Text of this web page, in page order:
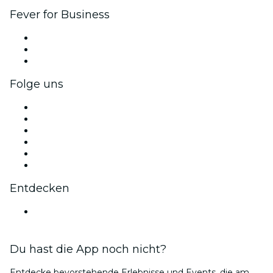
Fever for Business
Folge uns
Entdecken
Du hast die App noch nicht?